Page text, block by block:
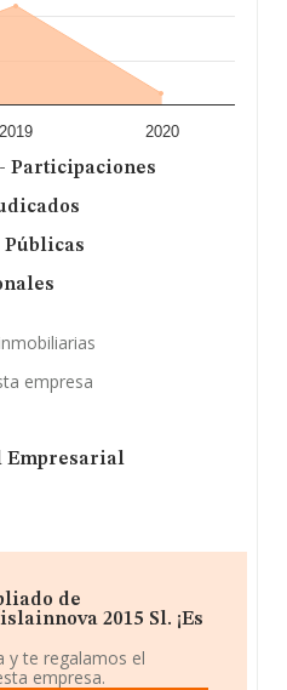
2019 2020
Participaciones
Públicas
empresa
Empresarial
de
2015 Sl. ¡Es
y te regalamos el
empresa.